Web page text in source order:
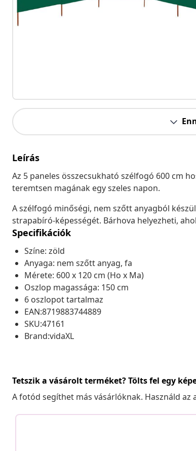
Leírás
Az 5 paneles összecsukható szélfogó 600 cm
teremtsen magának egy szeles napon.
A szélfogó minőségi, nem szőtt anyagból
strapabíró-képességét. Bárhova helyezheti,
Specifikációk
Színe: zöld
Anyaga: nem szőtt anyag, fa
Mérete: 600 x 120 cm (Ho x Ma)
Oszlop magassága: 150 cm
6 oszlopot tartalmaz
EAN:8719883744889
SKU:47161
Brand:vidaXL
Tetszik a vásárolt terméket? Tölts fel egy
A fotód segíthet más vásárlóknak. Használd az